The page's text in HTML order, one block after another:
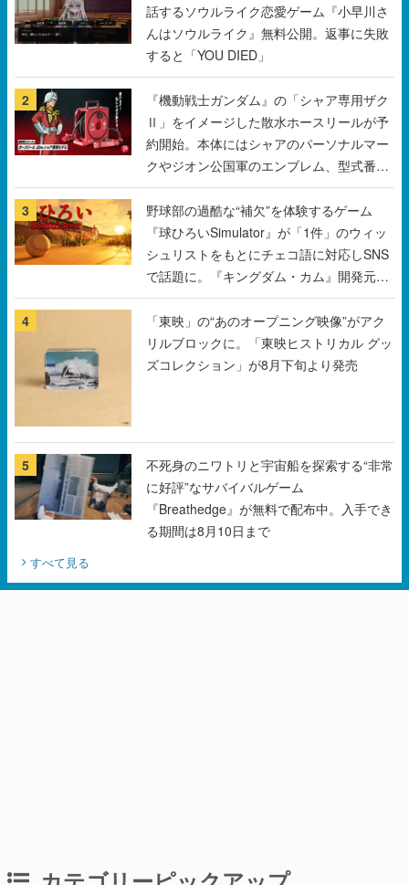
話するソウルライク恋愛ゲーム『小早川さ
んはソウルライク』無料公開。返事に失敗
すると「YOU DIED」
2
『機動戦士ガンダム』の「シャア専用ザク
Ⅱ」をイメージした散水ホースリールが予
約開始。本体にはシャアのパーソナルマー
クやジオン公国軍のエンブレム、型式番号
などを配置
3
野球部の過酷な“補欠”を体験するゲーム
『球ひろいSimulator』が「1件」のウィッ
シュリストをもとにチェコ語に対応しSNS
で話題に。『キングダム・カム』開発元や
チェコのプロ野球選手から称賛の声
4
「東映」の“あのオープニング映像”がアク
リルブロックに。「東映ヒストリカル グッ
ズコレクション」が8月下旬より発売
5
不死身のニワトリと宇宙船を探索する“非常
に好評”なサバイバルゲーム
『Breathedge』が無料で配布中。入手でき
る期間は8月10日まで
すべて見る